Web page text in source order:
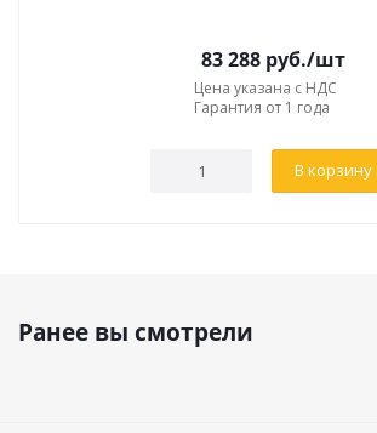
83 288руб./шт
Цена указана с НДС
Гарантия от 1 года
В корзину
Ранее вы смотрели